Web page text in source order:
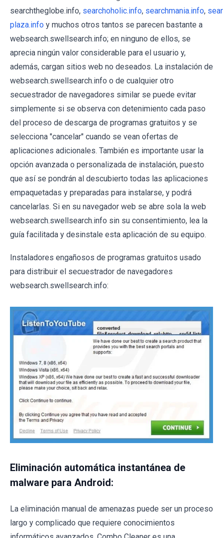
searchtheglobe.info, searchoholic.info, searchmania.info,
plaza.info y muchos otros tantos se parecen bastante a
websearch.swellsearch.info; en ninguno de ellos, se
aprecia ningún valor considerable para el usuario y,
además, cargan sitios web no deseados. La instalación de
websearch.swellsearch.info o de cualquier otro
secuestrador de navegadores similar se puede evitar
simplemente si se observa con detenimiento cada paso
del proceso de descarga de programas gratuitos y se
selecciona "cancelar" cuando se vean ofertas de
aplicaciones adicionales. También es importante usar la
opción avanzada o personalizada de instalación, puesto
que así se pondrán al descubierto todas las aplicaciones
empaquetadas y preparadas para instalarse, y podrá
cancelarlas. Si en su navegador web se abre sola la web
websearch.swellsearch.info sin su consentimiento, lea la
guía facilitada y desinstale esta aplicación de su equipo.
Instaladores engañosos de programas gratuitos usado
para distribuir el secuestrador de navegadores
websearch.swellsearch.info:
Eliminación automática instantánea de
malware para Android:
La eliminación manual de amenazas puede ser un proceso
largo y complicado que requiere conocimientos